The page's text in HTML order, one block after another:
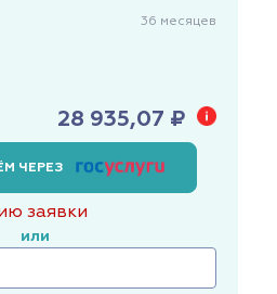
36 месяцев
28 935,07 ₽
ЧЕРЕЗ
заявки
или